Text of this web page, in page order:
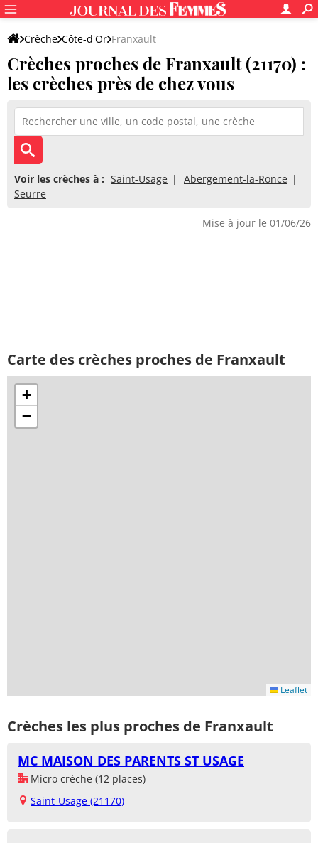
Crèche Côte-d'Or Franxault
Crèches proches de Franxault (21170) :
les crèches près de chez vous
Voir les crèches à : Saint-Usage
Abergement-la-Ronce
Seurre
Mise à jour le 01/06/26
Carte des crèches proches de Franxault
+
−
Leaflet
Crèches les plus proches de Franxault
MC MAISON DES PARENTS ST USAGE
Micro crèche (12 places)
Saint-Usage (21170)